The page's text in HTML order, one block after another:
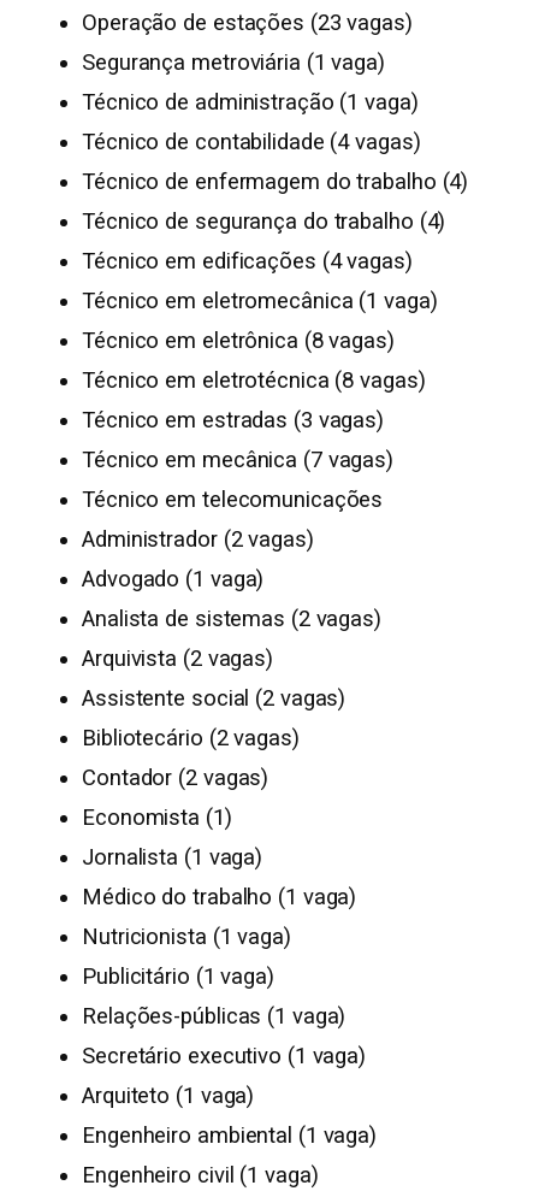
Operação de estações (23 vagas)
Segurança metroviária (1 vaga)
Técnico de administração (1 vaga)
Técnico de contabilidade (4 vagas)
Técnico de enfermagem do trabalho (4)
Técnico de segurança do trabalho (4)
Técnico em edificações (4 vagas)
Técnico em eletromecânica (1 vaga)
Técnico em eletrônica (8 vagas)
Técnico em eletrotécnica (8 vagas)
Técnico em estradas (3 vagas)
Técnico em mecânica (7 vagas)
Técnico em telecomunicações
Administrador (2 vagas)
Advogado (1 vaga)
Analista de sistemas (2 vagas)
Arquivista (2 vagas)
Assistente social (2 vagas)
Bibliotecário (2 vagas)
Contador (2 vagas)
Economista (1)
Jornalista (1 vaga)
Médico do trabalho (1 vaga)
Nutricionista (1 vaga)
Publicitário (1 vaga)
Relações-públicas (1 vaga)
Secretário executivo (1 vaga)
Arquiteto (1 vaga)
Engenheiro ambiental (1 vaga)
Engenheiro civil (1 vaga)